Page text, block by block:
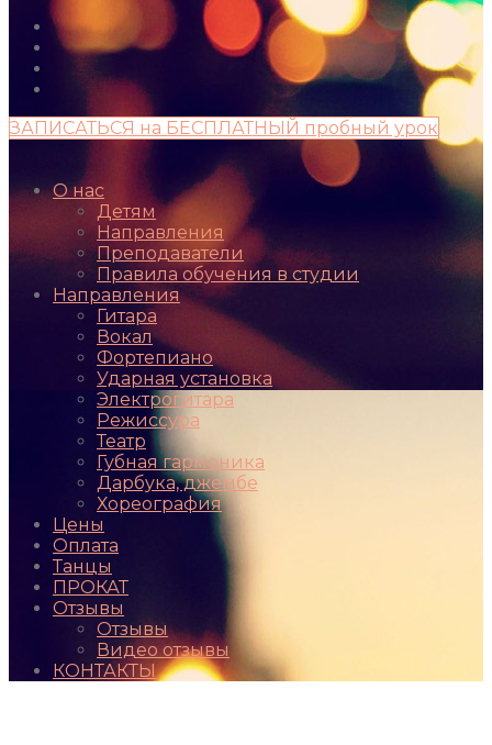
ЗАПИСАТЬСЯ на БЕСПЛАТНЫЙ пробный урок
О нас
Детям
Направления
Преподаватели
Правила обучения в студии
Направления
Гитара
Вокал
Фортепиано
Ударная установка
Электрогитара
Режиссура
Театр
Губная гармоника
Дарбука, джембе
Хореография
Цены
Оплата
Танцы
ПРОКАТ
Отзывы
Отзывы
Видео отзывы
КОНТАКТЫ